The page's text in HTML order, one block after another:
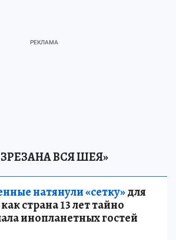
ВСЯ ШЕЯ»
натянули «сетку»для
страна 13 лет тайно
инопланетных гостей